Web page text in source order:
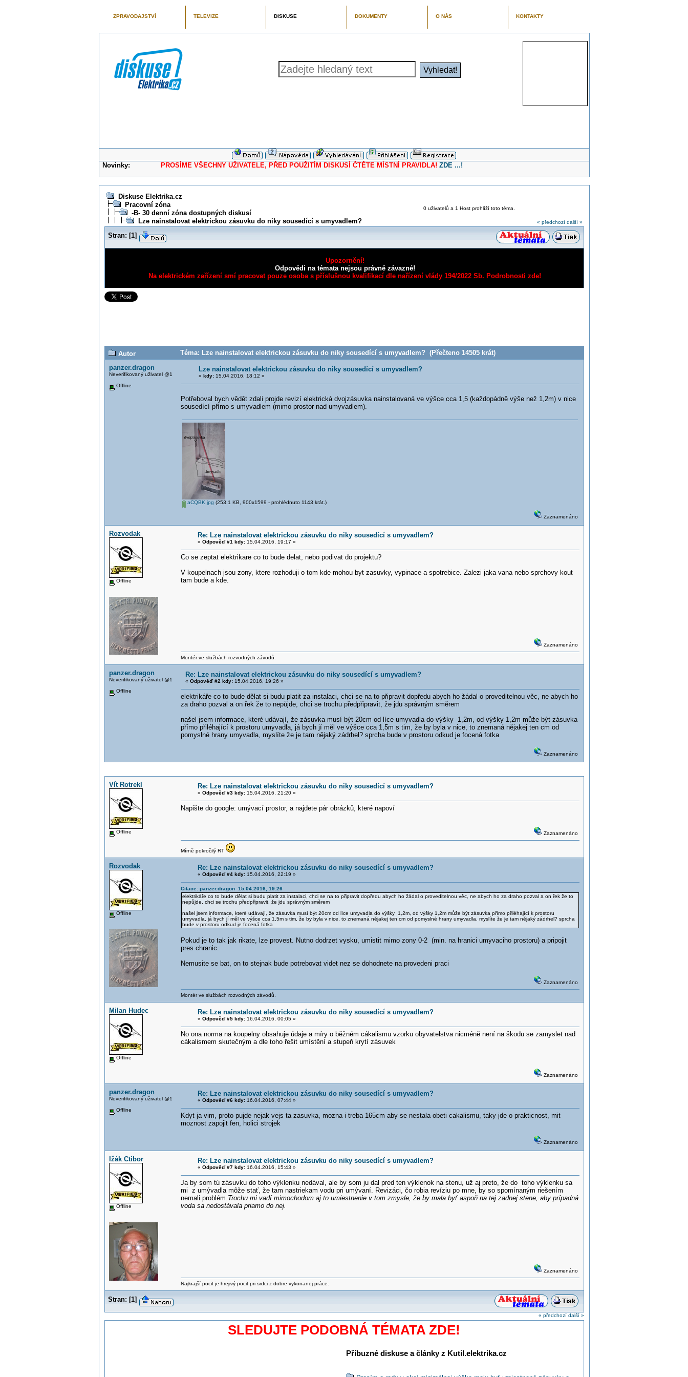
ZPRAVODAJSTVÍ TELEVIZE DISKUSE DOKUMENTY O NÁS KONTAKTY
Novinky: PROSÍME VŠECHNY UŽIVATELE, PŘED POUŽITÍM DISKUSÍ ČTĚTE MÍSTNÍ PRAVIDLA! ZDE ...!
Diskuse Elektrika.cz
Pracovní zóna
-B- 30 denní zóna dostupných diskusí
Lze nainstalovat elektrickou zásuvku do niky sousedící s umyvadlem?
0 uživatelů a 1 Host prohlíží toto téma.
« předchozí další »
Stran: [1]
Upozornění!
Odpovědi na témata nejsou právně závazné!
Na elektrickém zařízení smí pracovat pouze osoba s příslušnou kvalifikací dle nařízení vlády 194/2022 Sb. Podrobnosti zde!
Autor
Téma: Lze nainstalovat elektrickou zásuvku do niky sousedící s umyvadlem? (Přečteno 14505 krát)
panzer.dragon
Neverifikovaný uživatel @1
Offline
Lze nainstalovat elektrickou zásuvku do niky sousedící s umyvadlem?
« kdy:15.04.2016, 18:12 »
Potřeboval bych vědět zdali projde revizí elektrická dvojzásuvka nainstalovaná ve výšce cca 1,5 (každopádně výše než 1,2m) v nice
sousedící přímo s umyvadlem (mimo prostor nad umyvadlem).
aCQBK.jpg (253.1 KB, 900x1599 - prohlédnuto 1143 krát.)
Zaznamenáno
Rozvodak
Offline
Re: Lze nainstalovat elektrickou zásuvku do niky sousedící s umyvadlem?
« Odpověď #1 kdy:15.04.2016, 19:17 »
Co se zeptat elektrikare co to bude delat, nebo podivat do projektu?
V koupelnach jsou zony, ktere rozhoduji o tom kde mohou byt zasuvky, vypinace a spotrebice. Zalezi jaka vana nebo sprchovy kout
tam bude a kde.
Zaznamenáno
Montér ve službách rozvodných závodů.
panzer.dragon
Neverifikovaný uživatel @1
Offline
Re: Lze nainstalovat elektrickou zásuvku do niky sousedící s umyvadlem?
« Odpověď #2 kdy:15.04.2016, 19:26 »
elektrikáře co to bude dělat si budu platit za instalaci, chci se na to připravit dopředu abych ho žádal o proveditelnou věc, ne abych ho
za draho pozval a on řek že to nepůjde, chci se trochu předpřipravit, že jdu správným směrem
našel jsem informace, které udávají, že zásuvka musí být 20cm od líce umyvadla do výšky 1,2m, od výšky 1,2m může být zásuvka
přímo přiléhající k prostoru umyvadla, já bych jí měl ve výšce cca 1,5m s tim, že by byla v nice, to znemaná nějakej ten cm od
pomyslné hrany umyvadla, myslíte že je tam nějaký zádrhel? sprcha bude v prostoru odkud je focená fotka
Zaznamenáno
Vít Rotrekl
Offline
Re: Lze nainstalovat elektrickou zásuvku do niky sousedící s umyvadlem?
« Odpověď #3 kdy:15.04.2016, 21:20 »
Napište do google: umývací prostor, a najdete pár obrázků, které napoví
Zaznamenáno
Mírně pokročilý RT
Rozvodak
Offline
Re: Lze nainstalovat elektrickou zásuvku do niky sousedící s umyvadlem?
« Odpověď #4 kdy:15.04.2016, 22:19 »
Citace: panzer.dragon 15.04.2016, 19:26
elektrikáře co to bude dělat si budu platit za instalaci, chci se na to připravit dopředu abych ho žádal o proveditelnou věc, ne abych ho za draho pozval a on řek že to
nepůjde, chci se trochu předpřipravit, že jdu správným směrem
našel jsem informace, které udávají, že zásuvka musí být 20cm od líce umyvadla do výšky 1,2m, od výšky 1,2m může být zásuvka přímo přiléhající k prostoru
umyvadla, já bych jí měl ve výšce cca 1,5m s tim, že by byla v nice, to znemaná nějakej ten cm od pomyslné hrany umyvadla, myslíte že je tam nějaký zádrhel? sprcha
bude v prostoru odkud je focená fotka
Pokud je to tak jak rikate, lze provest. Nutno dodrzet vysku, umistit mimo zony 0-2 (min. na hranici umyvaciho prostoru) a pripojit
pres chranic.
Nemusite se bat, on to stejnak bude potrebovat videt nez se dohodnete na provedeni praci
Zaznamenáno
Montér ve službách rozvodných závodů.
Milan Hudec
Offline
Re: Lze nainstalovat elektrickou zásuvku do niky sousedící s umyvadlem?
« Odpověď #5 kdy:16.04.2016, 00:05 »
No ona norma na koupelny obsahuje údaje a míry o běžném cákalismu vzorku obyvatelstva nicméně není na škodu se zamyslet nad
cákalismem skutečným a dle toho řešit umístění a stupeň krytí zásuvek
Zaznamenáno
panzer.dragon
Neverifikovaný uživatel @1
Offline
Re: Lze nainstalovat elektrickou zásuvku do niky sousedící s umyvadlem?
« Odpověď #6 kdy:16.04.2016, 07:44 »
Kdyt ja vim, proto pujde nejak vejs ta zasuvka, mozna i treba 165cm aby se nestala obeti cakalismu, taky jde o prakticnost, mit
moznost zapojit fen, holici strojek
Zaznamenáno
Ižák Ctibor
Offline
Re: Lze nainstalovat elektrickou zásuvku do niky sousedící s umyvadlem?
« Odpověď #7 kdy:16.04.2016, 15:43 »
Ja by som tú zásuvku do toho výklenku nedával, ale by som ju dal pred ten výklenok na stenu, už aj preto, že do toho výklenku sa
mi z umývadla môže stať, že tam nastriekam vodu pri umývaní. Revizáci, čo robia revíziu po mne, by so spomínaným riešením
nemali problém.Trochu mi vadí mimochodom aj to umiestnenie v tom zmysle, že by mala byť aspoň na tej zadnej stene, aby prípadná
voda sa nedostávala priamo do nej.
Zaznamenáno
Najkrajší pocit je hrejivý pocit pri srdci z dobre vykonanej práce.
Stran: [1]
« předchozí další »
SLEDUJTE PODOBNÁ TÉMATA ZDE!
Příbuzné diskuse a články z Kutil.elektrika.cz